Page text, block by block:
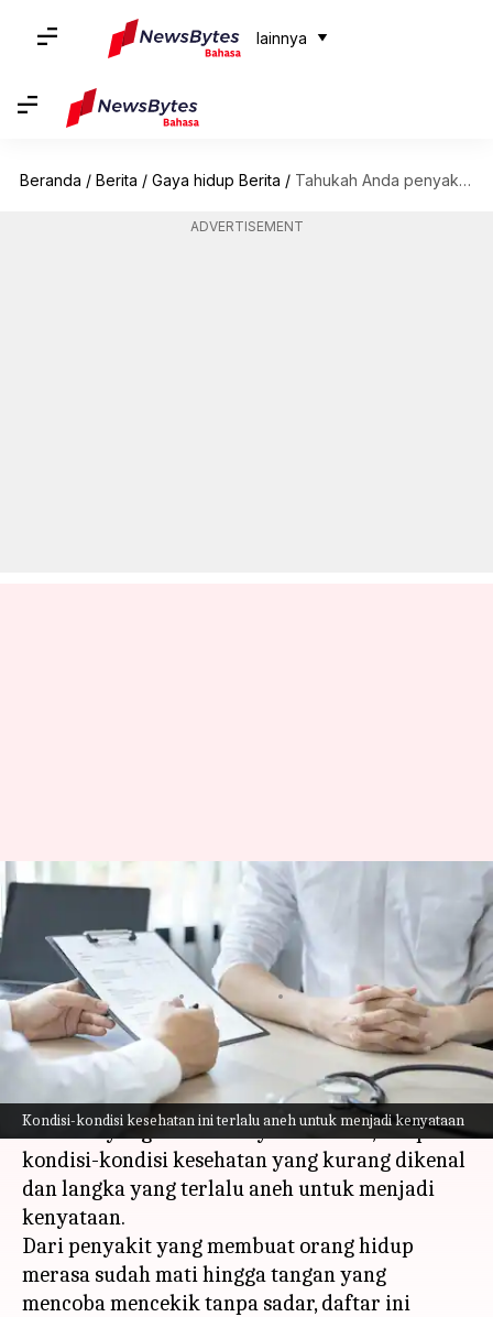
lainnya
Beranda / Berita / Gaya hidup Berita / Tahukah Anda penyakit-penyakit yang aneh tapi nyata ini
ADVERTISEMENT
Kondisi-kondisi kesehatan ini terlalu aneh untuk menjadi kenyataan
Tahukah Anda penyakit-
penyakit yang aneh tapi nyata
ini
menulis Taufiq Al Jufri Mar 13, 2023 11:50 am
Apa ceritanya
Dunia ini tempat yang gila dan bukan hanya
manusia yang membuatnya demikian, tetapi
kondisi-kondisi kesehatan yang kurang dikenal
dan langka yang terlalu aneh untuk menjadi
kenyataan.
Dari penyakit yang membuat orang hidup
merasa sudah mati hingga tangan yang
mencoba mencekik tanpa sadar, daftar ini